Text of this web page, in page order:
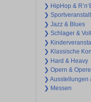
❯ HipHop &
❯
❯ Jazz & Blues
❯ Schlager &
❯
❯ Klassische
❯ Hard & Heavy
❯ Opern &
❯ Ausstellungen
❯ Messen